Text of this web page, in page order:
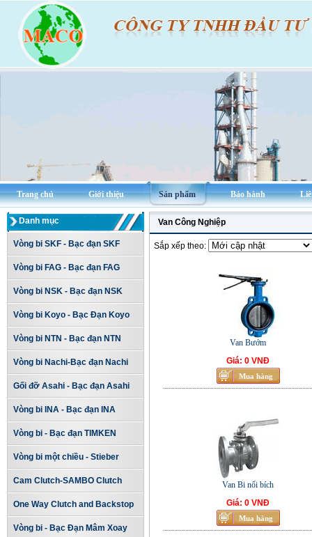
Trang chủ Giới thiệu Sản phẩm Bảo hành
Danh mục
Vòng bi SKF - Bạc đạn SKF
Vòng bi FAG - Bạc đạn FAG
Vòng bi NSK - Bạc đạn NSK
Vòng bi Koyo - Bạc Đạn Koyo
Vòng bi NTN - Bạc đạn NTN
Vòng bi Nachi-Bạc đạn Nachi
Gối đỡ Asahi - Bạc đạn Asahi
Vòng bi INA - Bạc đạn INA
Vòng bi - Bạc đạn TIMKEN
Vòng bi một chiều - Stieber
Cam Clutch-SAMBO Clutch
One Way Clutch and Backstop
Vòng bi - Bạc Đạn Mâm Xoay
Van Công Nghiệp
Sắp xếp theo:
Van Bướm
Giá: 0 VNĐ
Van Bi nối bích
Giá: 0 VNĐ